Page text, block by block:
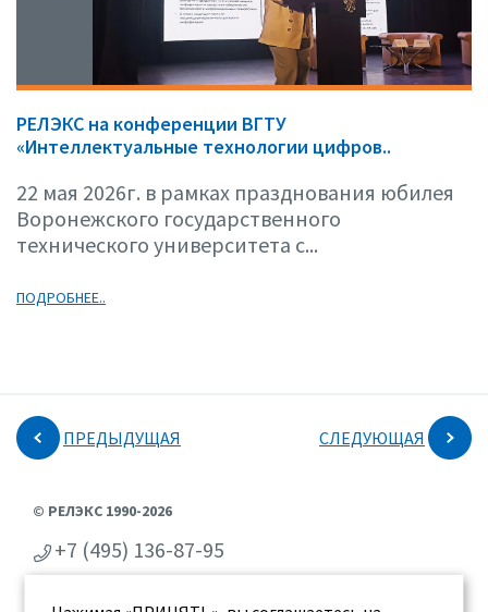
РЕЛЭКС на конференции ВГТУ
«Интеллектуальные технологии цифров..
22 мая 2026г. в рамках празднования юбилея
Воронежского государственного
технического университета с...
ПОДРОБНЕЕ..
ПРЕДЫДУЩАЯ СЛЕДУЮЩАЯ
© РЕЛЭКС 1990-2026
+7 (495) 136-87-95